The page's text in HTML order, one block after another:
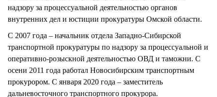
надзору за процессуальной деятельностью органов
внутренних дел и юстиции прокуратуры Омской области.
С 2007 года – начальник отдела Западно-Сибирской
транспортной прокуратуры по надзору за процессуальной и
оперативно-розыскной деятельностью ОВД и таможни. С
осени 2011 года работал Новосибирским транспортным
прокурором. С января 2020 года – заместитель
дальневосточного транспортного прокурора.